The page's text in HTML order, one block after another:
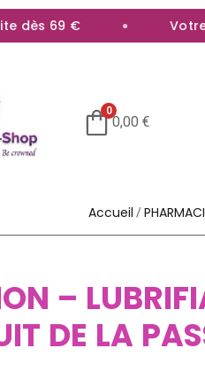
69 € Votre
0
0,00€
Accueil /
–
DE LA